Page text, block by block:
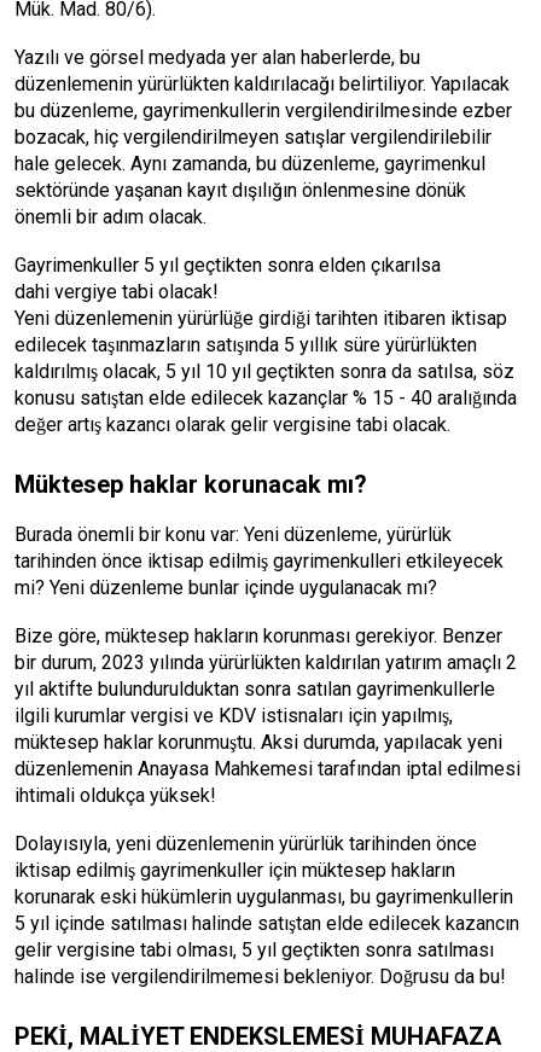
Mük. Mad. 80/6).
Yazılı ve görsel medyada yer alan haberlerde, bu
düzenlemenin yürürlükten kaldırılacağı belirtiliyor. Yapılacak
bu düzenleme, gayrimenkullerin vergilendirilmesinde ezber
bozacak, hiç vergilendirilmeyen satışlar vergilendirilebilir
hale gelecek. Aynı zamanda, bu düzenleme, gayrimenkul
sektöründe yaşanan kayıt dışılığın önlenmesine dönük
önemli bir adım olacak.
Gayrimenkuller 5 yıl geçtikten sonra elden çıkarılsa
dahi vergiye tabi olacak!
Yeni düzenlemenin yürürlüğe girdiği tarihten itibaren iktisap
edilecek taşınmazların satışında 5 yıllık süre yürürlükten
kaldırılmış olacak, 5 yıl 10 yıl geçtikten sonra da satılsa, söz
konusu satıştan elde edilecek kazançlar % 15 - 40 aralığında
değer artış kazancı olarak gelir vergisine tabi olacak.
Müktesep haklar korunacak mı?
Burada önemli bir konu var: Yeni düzenleme, yürürlük
tarihinden önce iktisap edilmiş gayrimenkulleri etkileyecek
mi? Yeni düzenleme bunlar içinde uygulanacak mı?
Bize göre, müktesep hakların korunması gerekiyor. Benzer
bir durum, 2023 yılında yürürlükten kaldırılan yatırım amaçlı 2
yıl aktifte bulundurulduktan sonra satılan gayrimenkullerle
ilgili kurumlar vergisi ve KDV istisnaları için yapılmış,
müktesep haklar korunmuştu. Aksi durumda, yapılacak yeni
düzenlemenin Anayasa Mahkemesi tarafından iptal edilmesi
ihtimali oldukça yüksek!
Dolayısıyla, yeni düzenlemenin yürürlük tarihinden önce
iktisap edilmiş gayrimenkuller için müktesep hakların
korunarak eski hükümlerin uygulanması, bu gayrimenkullerin
5 yıl içinde satılması halinde satıştan elde edilecek kazancın
gelir vergisine tabi olması, 5 yıl geçtikten sonra satılması
halinde ise vergilendirilmemesi bekleniyor. Doğrusu da bu!
PEKİ, MALİYET ENDEKSLEMESİ MUHAFAZA